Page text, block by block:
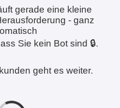
gerade eine kleine
- ganz
Sie kein Bot sind 🔒.
geht es weiter.